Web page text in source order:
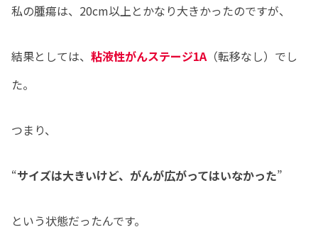
私の腫瘍は、20cm以上とかなり大きかったのですが、
結果としては、 粘液性がんステージ1A（転移なし）でし
た。
つまり、
“サイズは大きいけど、がんが広がってはいなかった”
という状態だったんです。